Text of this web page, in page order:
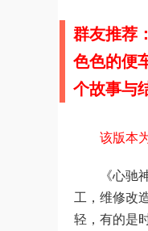
群友推荐
色色的便
个故事与
该版本
《心
工，维修改
轻，有的是